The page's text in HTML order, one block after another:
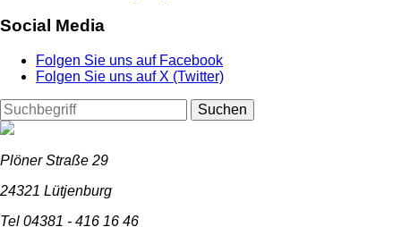
Social Media
Folgen Sie uns auf Facebook
Folgen Sie uns auf X (Twitter)
Suchen
Plöner Straße 29
24321 Lütjenburg
Tel 04381 - 416 16 46